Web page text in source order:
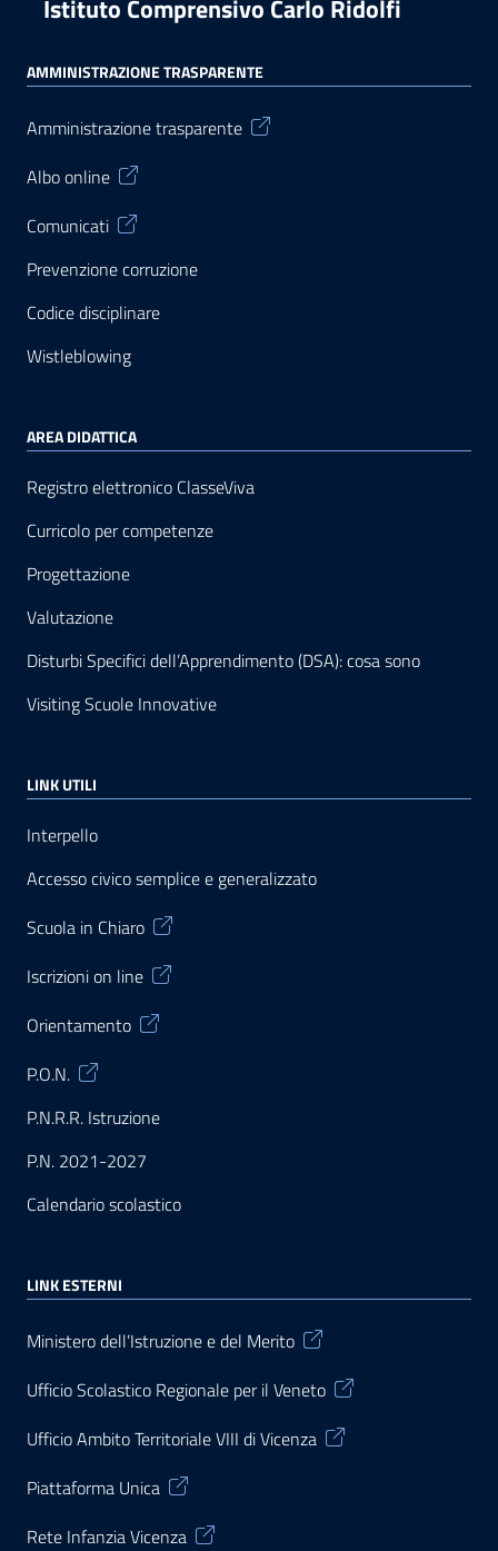
Istituto Comprensivo Carlo Ridolfi
AMMINISTRAZIONE TRASPARENTE
Amministrazione trasparente
Albo online
Comunicati
Prevenzione corruzione
Codice disciplinare
Wistleblowing
AREA DIDATTICA
Registro elettronico ClasseViva
Curricolo per competenze
Progettazione
Valutazione
Disturbi Specifici dell’Apprendimento (DSA): cosa sono
Visiting Scuole Innovative
LINK UTILI
Interpello
Accesso civico semplice e generalizzato
Scuola in Chiaro
Iscrizioni on line
Orientamento
P.O.N.
P.N.R.R. Istruzione
P.N. 2021-2027
Calendario scolastico
LINK ESTERNI
Ministero dell’Istruzione e del Merito
Ufficio Scolastico Regionale per il Veneto
Ufficio Ambito Territoriale VIII di Vicenza
Piattaforma Unica
Rete Infanzia Vicenza